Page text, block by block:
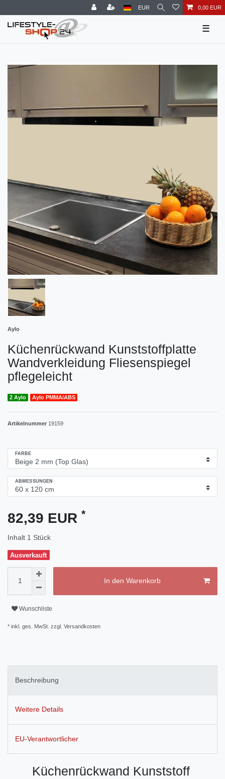
EUR 0,00 EUR
☰
Aylo
Küchenrückwand Kunststoffplatte
Wandverkleidung Fliesenspiegel
pflegeleicht
2 Aylo Aylo PMMA/ABS
Artikelnummer 19159
FARBE
ABMESSUNGEN
82,39 EUR *
Inhalt 1 Stück
Ausverkauft
In den Warenkorb
Wunschliste
* inkl. ges. MwSt. zzgl. Versandkosten
Beschreibung
Weitere Details
EU-Verantwortlicher
Küchenrückwand Kunststoff